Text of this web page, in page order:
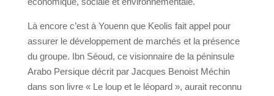
Là encore c’est à Youenn que Keolis fait appel pour
assurer le développement de marchés et la présence
du groupe. Ibn Séoud, ce visionnaire de la péninsule
Arabo Persique décrit par Jacques Benoist Méchin
dans son livre « Le loup et le léopard », aurait reconnu